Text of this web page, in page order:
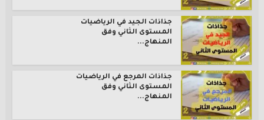
جذاذات الجيد في الرياضيات
المستوى الثاني وفق
المنهاج...
جذاذات المرجع في الرياضيات
المستوى الثاني وفق
المنهاج...